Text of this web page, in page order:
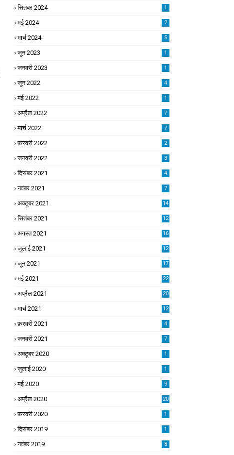
सितंबर 2024 1
मई 2024 2
मार्च 2024 5
जून 2023 1
जनवरी 2023 1
जून 2022 4
मई 2022 1
अप्रैल 2022 7
मार्च 2022 7
फ़रवरी 2022 2
जनवरी 2022 3
दिसंबर 2021 4
नवंबर 2021 7
अक्टूबर 2021 14
सितंबर 2021 12
अगस्त 2021 16
जुलाई 2021 12
जून 2021 17
मई 2021 22
अप्रैल 2021 20
मार्च 2021 12
फ़रवरी 2021 4
जनवरी 2021 7
अक्टूबर 2020 1
जुलाई 2020 1
मई 2020 9
अप्रैल 2020 20
फ़रवरी 2020 1
दिसंबर 2019 1
नवंबर 2019 8